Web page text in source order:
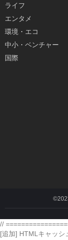
ライフ
エンタメ
環境・エコ
中小・ベンチャー
国際
//
[追加] HTMLキャッシ